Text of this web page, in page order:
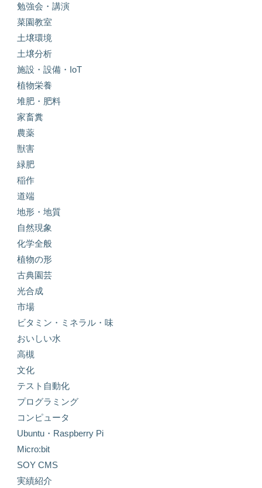
勉強会・講演
菜園教室
土壌環境
土壌分析
施設・設備・IoT
植物栄養
堆肥・肥料
家畜糞
農薬
獣害
緑肥
稲作
道端
地形・地質
自然現象
化学全般
植物の形
古典園芸
光合成
市場
ビタミン・ミネラル・味
おいしい水
高槻
文化
テスト自動化
プログラミング
コンピュータ
Ubuntu・Raspberry Pi
Micro:bit
SOY CMS
実績紹介